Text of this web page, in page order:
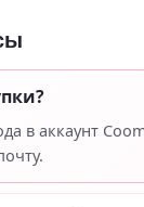
в аккаунт